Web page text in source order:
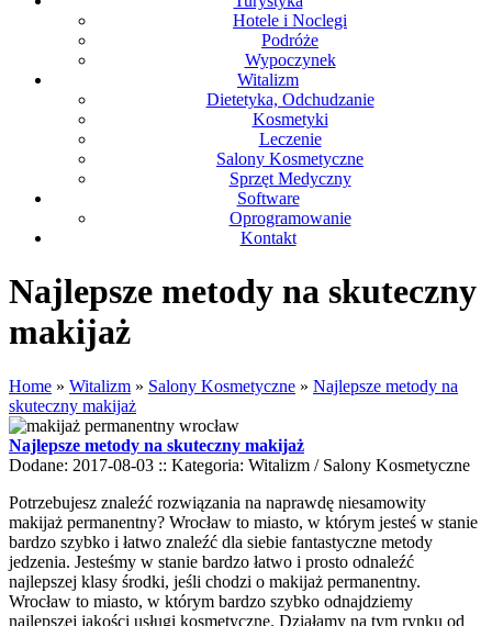
Hotele i Noclegi
Podróże
Wypoczynek
Witalizm
Dietetyka, Odchudzanie
Kosmetyki
Leczenie
Salony Kosmetyczne
Sprzęt Medyczny
Software
Oprogramowanie
Kontakt
Najlepsze metody na skuteczny
makijaż
Home » Witalizm » Salony Kosmetyczne » Najlepsze metody na
skuteczny makijaż
Najlepsze metody na skuteczny makijaż
Dodane: 2017-08-03 :: Kategoria: Witalizm / Salony Kosmetyczne
Potrzebujesz znaleźć rozwiązania na naprawdę niesamowity
makijaż permanentny? Wrocław to miasto, w którym jesteś w stanie
bardzo szybko i łatwo znaleźć dla siebie fantastyczne metody
jedzenia. Jesteśmy w stanie bardzo łatwo i prosto odnaleźć
najlepszej klasy środki, jeśli chodzi o makijaż permanentny.
Wrocław to miasto, w którym bardzo szybko odnajdziemy
najlepszej jakości usługi kosmetyczne. Działamy na tym rynku od